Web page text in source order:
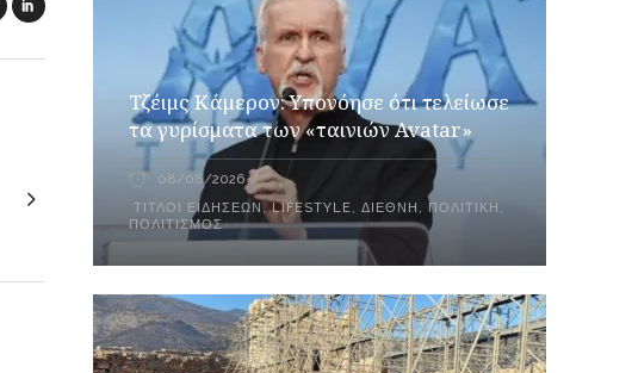
Τζέιμς Κάμερον: Υπονόησε ότι τελείωσε
τα γυρίσματα των «ταινιών Avatar»
08/08/2026
ΤΊΤΛΟΙ ΕΙΔΉΣΕΩΝ,LIFESTYLE,ΔΙΕΘΝΉ , ΠΟΛΙΤΙΚΉ ,
ΠΟΛΙΤΙΣΜΌΣ